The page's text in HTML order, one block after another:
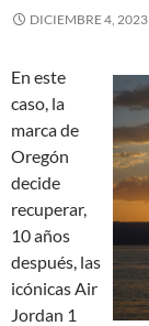
DICIEMBRE 4, 2023
En este
caso, la
marca de
Oregón
decide
recuperar,
10 años
después, las
icónicas Air
Jordan 1